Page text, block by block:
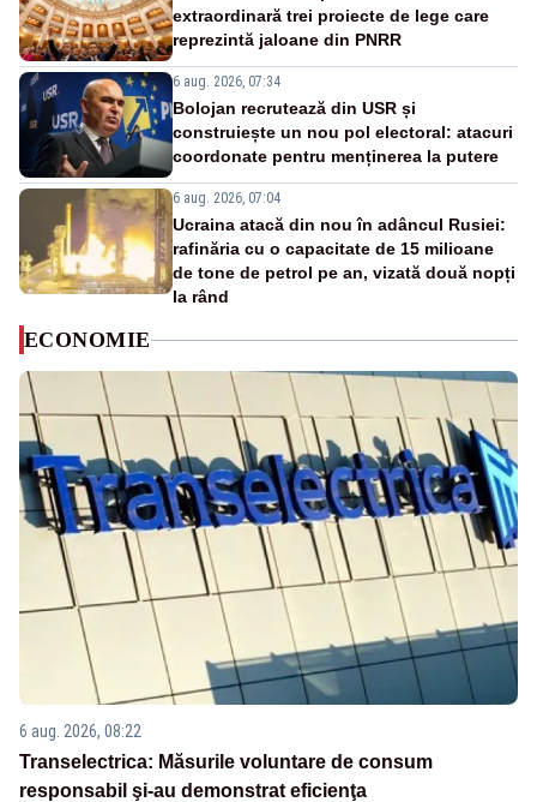
extraordinară trei proiecte de lege care
reprezintă jaloane din PNRR
6 aug. 2026, 07:34
Bolojan recrutează din USR și
construiește un nou pol electoral: atacuri
coordonate pentru menținerea la putere
6 aug. 2026, 07:04
Ucraina atacă din nou în adâncul Rusiei:
rafinăria cu o capacitate de 15 milioane
de tone de petrol pe an, vizată două nopți
la rând
ECONOMIE
6 aug. 2026, 08:22
Transelectrica: Măsurile voluntare de consum
responsabil şi-au demonstrat eficienţa